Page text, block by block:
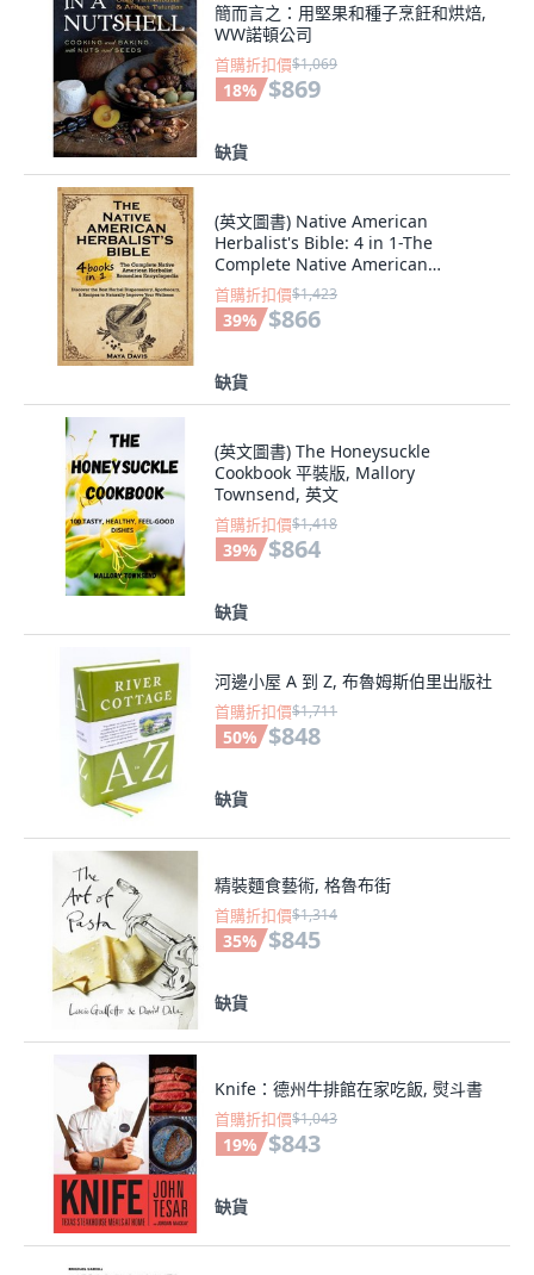
簡而言之：用堅果和種子烹飪和烘焙,
WW諾頓公司
首購折扣價$1,069
18% $869
缺貨
(英文圖書) Native American
Herbalist's Bible: 4 in 1-The
Complete Native American
Herbalist Remedies Enc... 精裝版,
Maya Davis, 英文
首購折扣價$1,423
39% $866
缺貨
(英文圖書) The Honeysuckle
Cookbook 平裝版, Mallory
Townsend, 英文
首購折扣價$1,418
39% $864
缺貨
河邊小屋 A 到 Z, 布魯姆斯伯里出版社
首購折扣價$1,711
50% $848
缺貨
精裝麵食藝術, 格魯布街
首購折扣價$1,314
35% $845
缺貨
Knife：德州牛排館在家吃飯, 熨斗書
首購折扣價$1,043
19% $843
缺貨